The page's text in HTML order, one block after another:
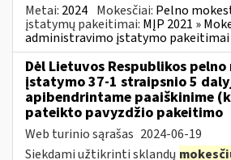
Metai: 2024 Mokesčiai: Pelno
įstatymų pakeitimai: MĮP 2021 »
administravimo įstatymo pakeitimai
Dėl Lietuvos Respublikos pelno
įstatymo 37-1 straipsnio 5
apibendrintame paaiškinime
pateikto pavyzdžio pakeitimo
Web turinio sąrašas 2024-06-19
Siekdami užtikrinti sklandų